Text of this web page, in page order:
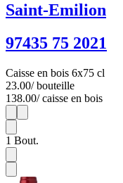
Saint-Emilion
97435 75 2021
Caisse en bois 6x75 cl
23.00/ bouteille
138.00/ caisse en bois
1
1 Bout.